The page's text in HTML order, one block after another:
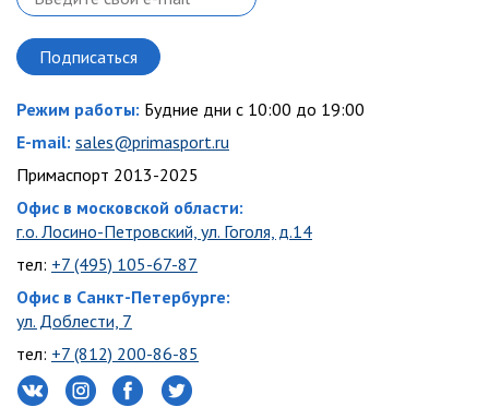
Режим работы: Будние дни с 10:00 до 19:00
E-mail: sales@primasport.ru
Примаспорт 2013-2025
Офис в московской области:
г.о. Лосино-Петровский, ул. Гоголя, д.14
тел: +7 (495) 105-67-87
Офис в Санкт-Петербурге:
ул. Доблести, 7
тел: +7 (812) 200-86-85